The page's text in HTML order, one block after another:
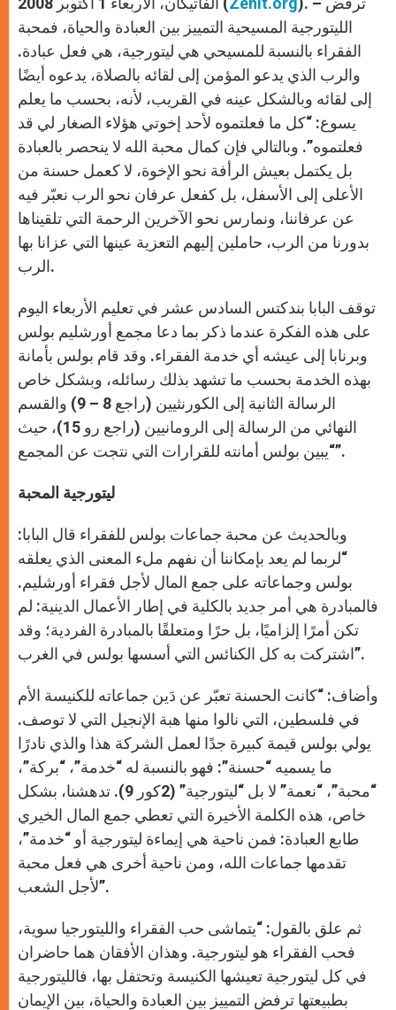
الليتورجية المسيحية التمييز بين العبادة والحياة، فمحبة
الفقراء بالنسبة للمسيحي هي ليتورجية، هي فعل عبادة.
والرب الذي يدعو المؤمن إلى لقائه بالصلاة، يدعوه أيضًا
إلى لقائه وبالشكل عينه في القريب، لأنه، بحسب ما يعلم
يسوع: “كل ما فعلتموه لأحد إخوتي هؤلاء الصغار لي قد
فعلتموه”. وبالتالي فإن كمال محبة الله لا ينحصر بالعبادة
بل يكتمل بعيش الرأفة نحو الإخوة، لا كعمل حسنة من
الأعلى إلى الأسفل، بل كفعل عرفان نحو الرب نعبّر فيه
عن عرفاننا، ونمارس نحو الآخرين الرحمة التي تلقيناها
بدورنا من الرب، حاملين إليهم التعزية عينها التي عزانا بها
الرب.
توقف البابا بندكتس السادس عشر في تعليم الأربعاء اليوم
على هذه الفكرة عندما ذكر بما دعا مجمع أورشليم بولس
وبرنابا إلى عيشه أي خدمة الفقراء. وقد قام بولس بأمانة
بهذه الخدمة بحسب ما تشهد بذلك رسائله، وبشكل خاص
الرسالة الثانية إلى الكورنثيين (راجع 8 – 9) والقسم
النهائي من الرسالة إلى الرومانيين (راجع رو 15)، حيث
“يبين بولس أمانته للقرارات التي نتجت عن المجمع”.
ليتورجية المحبة
وبالحديث عن محبة جماعات بولس للفقراء قال البابا:
“لربما لم يعد بإمكاننا أن نفهم ملء المعنى الذي يعلقه
بولس وجماعاته على جمع المال لأجل فقراء أورشليم.
فالمبادرة هي أمر جديد بالكلية في إطار الأعمال الدينية: لم
تكن أمرًا إلزاميًا، بل حرًا ومتعلقًا بالمبادرة الفردية؛ وقد
اشتركت به كل الكنائس التي أسسها بولس في الغرب”.
وأضاف: “كانت الحسنة تعبّر عن دَين جماعاته للكنيسة الأم
في فلسطين، التي نالوا منها هبة الإنجيل التي لا توصف.
يولي بولس قيمة كبيرة جدًا لعمل الشركة هذا والذي نادرًا
ما يسميه “حسنة”: فهو بالنسبة له “خدمة”، “بركة”،
“محبة”، “نعمة” لا بل “ليتورجية” (2كور 9). تدهشنا، بشكل
خاص، هذه الكلمة الأخيرة التي تعطي جمع المال الخيري
طابع العبادة: فمن ناحية هي إيماءة ليتورجية أو “خدمة”،
تقدمها جماعات الله، ومن ناحية أخرى هي فعل محبة
لأجل الشعب”.
ثم علق بالقول: “يتماشى حب الفقراء والليتورجيا سوية،
فحب الفقراء هو ليتورجية. وهذان الأفقان هما حاضران
في كل ليتورجية تعيشها الكنيسة وتحتفل بها، فالليتورجية
بطبيعتها ترفض التمييز بين العبادة والحياة، بين الإيمان